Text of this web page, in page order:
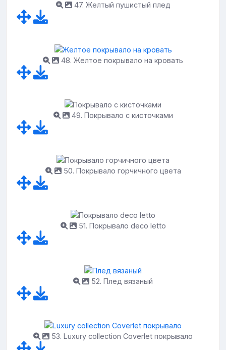
47. Желтый пушистый плед
48. Желтое покрывало на кровать
49. Покрывало с кисточками
50. Покрывало горчичного цвета
51. Покрывало deco letto
52. Плед вязаный
53. Luxury collection Coverlet покрывало